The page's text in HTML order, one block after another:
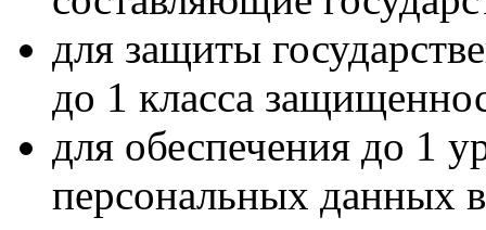
для защиты
до 1 класса
для обеспечения до 1
персональных данных